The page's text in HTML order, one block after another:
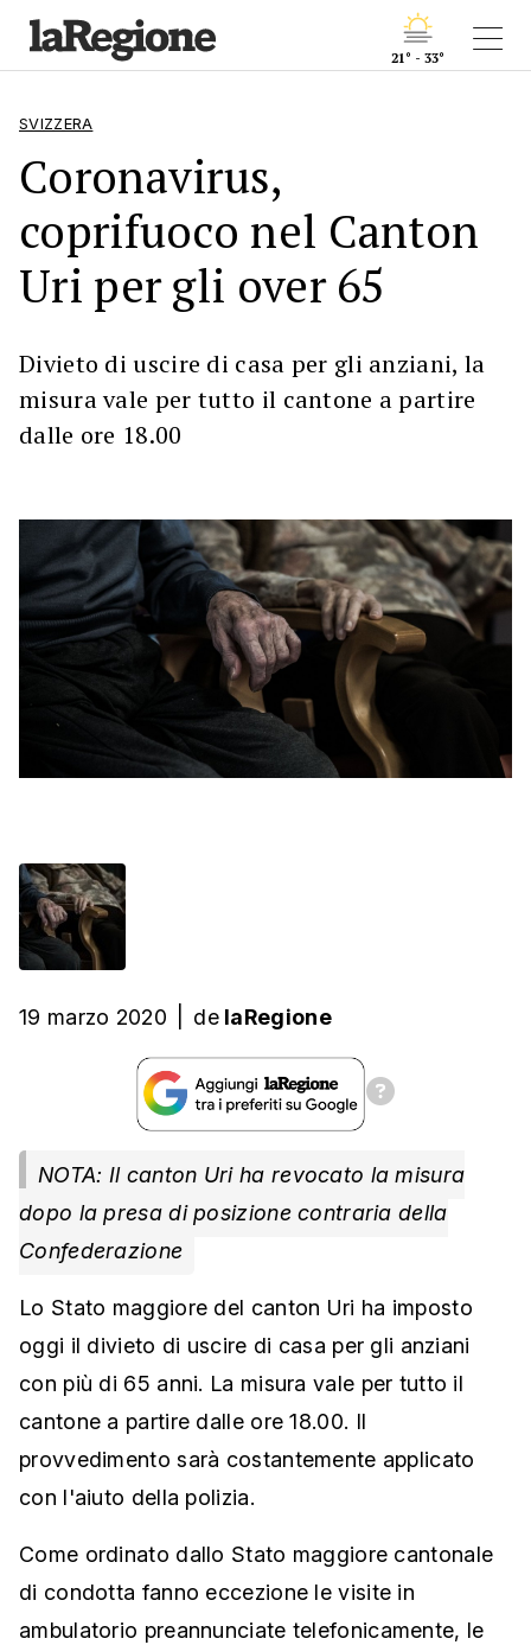
21° - 33°
SVIZZERA
Coronavirus,
coprifuoco nel Canton
Uri per gli over 65
Divieto di uscire di casa per gli anziani, la
misura vale per tutto il cantone a partire
dalle ore 18.00
19 marzo 2020 de laRegione
NOTA: Il canton Uri ha revocato la misura
dopo la presa di posizione contraria della
Confederazione
Lo Stato maggiore del canton Uri ha imposto
oggi il divieto di uscire di casa per gli anziani
con più di 65 anni. La misura vale per tutto il
cantone a partire dalle ore 18.00. Il
provvedimento sarà costantemente applicato
con l'aiuto della polizia.
Come ordinato dallo Stato maggiore cantonale
di condotta fanno eccezione le visite in
ambulatorio preannunciate telefonicamente, le